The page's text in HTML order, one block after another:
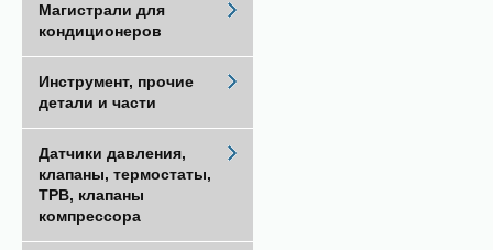
Магистрали для
кондиционеров
Инструмент, прочие
детали и части
Датчики давления,
клапаны, термостаты,
ТРВ, клапаны
компрессора